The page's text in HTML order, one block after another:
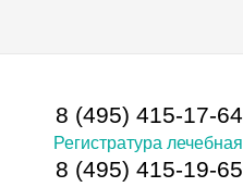
8 (495) 415-17-64
Регистратура лечебная
8 (495) 415-19-65